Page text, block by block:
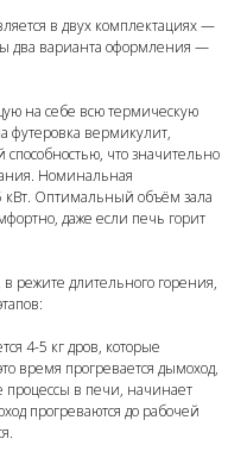
в двух комплектациях —
два варианта оформления —
на себе всю термическую
футеровка вермикулит,
что значительно
Номинальная
кВт. Оптимальный объём зала
даже если печь горит
режите длительного горения,
4-5 кг дров, которые
время прогревается дымоход,
процессы в печи, начинает
прогреваются до рабочей